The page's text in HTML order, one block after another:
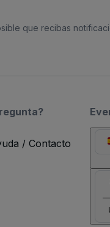
que recibas
/ Contacto